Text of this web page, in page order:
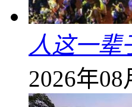
人这一辈
2026年08